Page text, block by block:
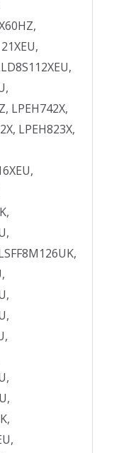
LPEH742X,
LPEH823X,